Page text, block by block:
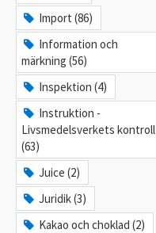
Import (86)
Information och
märkning (56)
Inspektion (4)
Instruktion -
Livsmedelsverkets kontroll
(63)
Juice (2)
Juridik (3)
Kakao och choklad (2)